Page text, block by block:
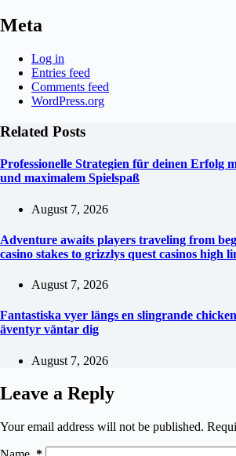
Meta
Log in
Entries feed
Comments feed
WordPress.org
Related Posts
Professionelle Strategien für deinen Erfolg
und maximalem Spielspaß
August 7, 2026
Adventure awaits players traveling from
casino stakes to grizzlys quest casinos high
August 7, 2026
Fantastiska vyer längs en slingrande
äventyr väntar dig
August 7, 2026
Leave a Reply
Your email address will not be published.